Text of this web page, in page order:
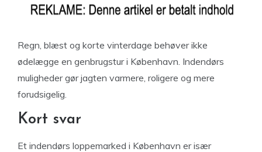
Regn, blæst og korte vinterdage behøver ikke
ødelægge en genbrugstur i København. Indendørs
muligheder gør jagten varmere, roligere og mere
forudsigelig.
Kort svar
Et indendørs loppemarked i København er især